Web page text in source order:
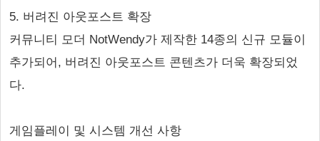
5. 버려진 아웃포스트 확장
커뮤니티 모더 NotWendy가 제작한 14종의 신규 모듈이
추가되어, 버려진 아웃포스트 콘텐츠가 더욱 확장되었
다.
게임플레이 및 시스템 개선 사항